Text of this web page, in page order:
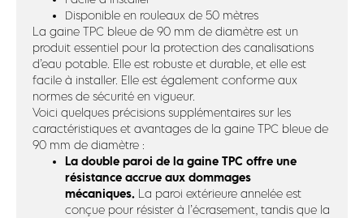
Disponible en rouleaux de 50 mètres
La gaine TPC bleue de 90 mm de diamètre est un
produit essentiel pour la protection des canalisations
d’eau potable. Elle est robuste et durable, et elle est
facile à installer. Elle est également conforme aux
normes de sécurité en vigueur.
Voici quelques précisions supplémentaires sur les
caractéristiques et avantages de la gaine TPC bleue de
90 mm de diamètre :
La double paroi de la gaine TPC offre une
résistance accrue aux dommages
mécaniques. La paroi extérieure annelée est
conçue pour résister à l’écrasement, tandis que la